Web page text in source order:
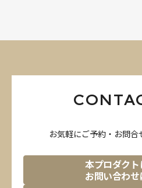
お気軽にご予約・お問
本プロダクト
お問い合わ